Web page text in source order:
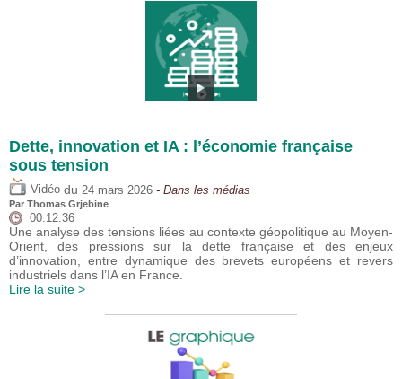
Dette, innovation et IA : l’économie française
sous tension
Vidéo du 24 mars 2026 - Dans les médias
Par Thomas Grjebine
00:12:36
Une analyse des tensions liées au contexte géopolitique au Moyen-
Orient, des pressions sur la dette française et des enjeux
d’innovation, entre dynamique des brevets européens et revers
industriels dans l’IA en France.
Lire la suite >